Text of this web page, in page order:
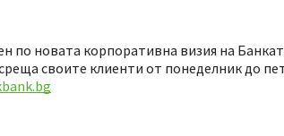
по новата корпоративна визия на
своите клиенти от понеделник до